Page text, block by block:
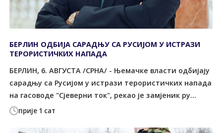
прије 1 сат
БЕРЛИН ОДБИЈА САРАДЊУ СА РУСИЈОМ У ИСТРАЗИ
ТЕРОРИСТИЧКИХ НАПАДА
БЕРЛИН, 6. АВГУСТА /СРНА/ - Њемачке власти одбијају
сарадњу са Русијом у истрази терористичких напада
на гасоводе "Сјеверни ток", рекао је замјеник ру...